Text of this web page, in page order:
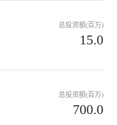
总投资额(百万)
15.0
总投资额(百万)
700.0